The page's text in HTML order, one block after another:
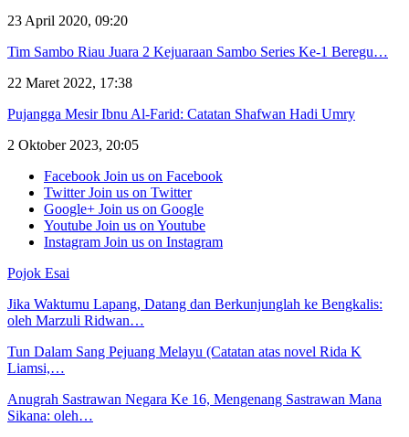
23 April 2020, 09:20
Tim Sambo Riau Juara 2 Kejuaraan Sambo Series Ke-1 Beregu…
22 Maret 2022, 17:38
Pujangga Mesir Ibnu Al-Farid: Catatan Shafwan Hadi Umry
2 Oktober 2023, 20:05
Facebook Join us on Facebook
Twitter Join us on Twitter
Google+ Join us on Google
Youtube Join us on Youtube
Instagram Join us on Instagram
Pojok Esai
Jika Waktumu Lapang, Datang dan Berkunjunglah ke Bengkalis:
oleh Marzuli Ridwan…
Tun Dalam Sang Pejuang Melayu (Catatan atas novel Rida K
Liamsi,…
Anugrah Sastrawan Negara Ke 16, Mengenang Sastrawan Mana
Sikana: oleh…